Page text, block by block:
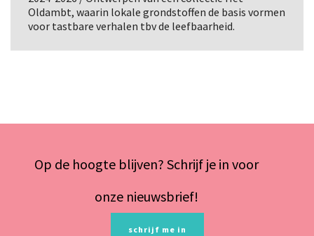
Oldambt, waarin lokale grondstoffen de basis vormen
voor tastbare verhalen tbv de leefbaarheid.
Op de hoogte blijven? Schrijf je in voor
onze nieuwsbrief!
schrijf me in